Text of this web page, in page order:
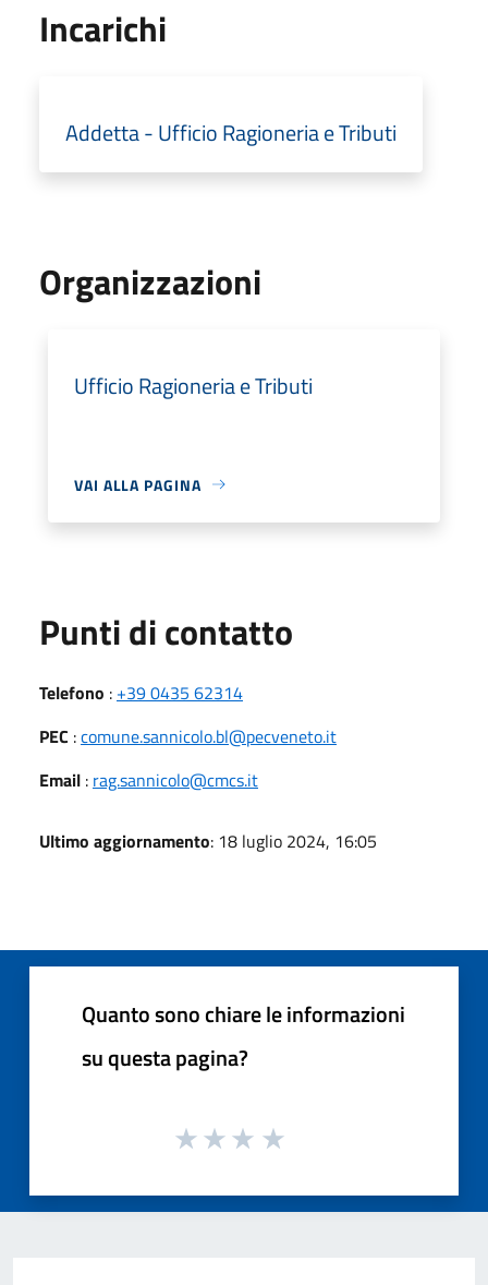
Incarichi
Addetta - Ufficio Ragioneria e Tributi
Organizzazioni
Ufficio Ragioneria e Tributi
VAI ALLA PAGINA
Punti di contatto
Telefono : +39 0435 62314
PEC :comune.sannicolo.bl@pecveneto.it
Email : rag.sannicolo@cmcs.it
Ultimo aggiornamento: 18 luglio 2024, 16:05
Quanto sono chiare le informazioni
su questa pagina?